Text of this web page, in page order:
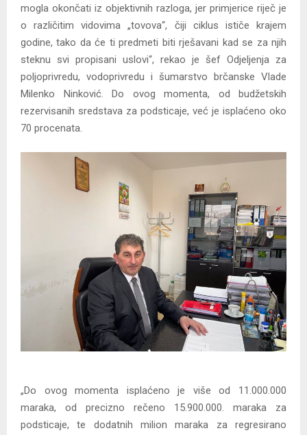
mogla okončati iz objektivnih razloga, jer primjerice riječ je
o različitim vidovima „tovova“, čiji ciklus ističe krajem
godine, tako da će ti predmeti biti rješavani kad se za njih
steknu svi propisani uslovi“, rekao je šef Odjeljenja za
poljoprivredu, vodoprivredu i šumarstvo brčanske Vlade
Milenko Ninković. Do ovog momenta, od budžetskih
rezervisanih sredstava za podsticaje, već je isplaćeno oko
70 procenata.
„Do ovog momenta isplaćeno je više od 11.000.000
maraka, od precizno rečeno 15.900.000. maraka za
podsticaje, te dodatnih milion maraka za regresirano